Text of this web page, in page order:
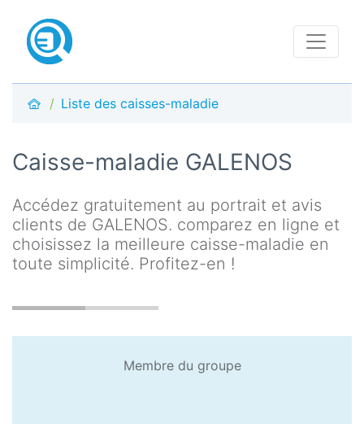
Liste des caisses-maladie
Caisse-maladie GALENOS
Accédez gratuitement au portrait et avis
clients de GALENOS. comparez en ligne et
choisissez la meilleure caisse-maladie en
toute simplicité. Profitez-en !
Membre du groupe